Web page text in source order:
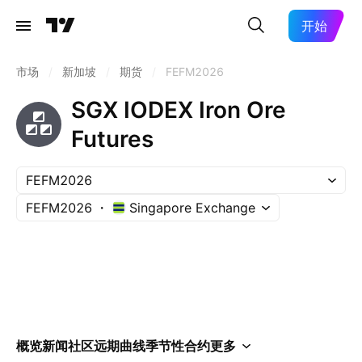
开始
市场 新加坡 期货 FEFM2026
SGX IODEX Iron Ore
Futures
FEFM2026
FEFM2026
Singapore Exchange
概览新闻社区远期曲线季节性合约更多